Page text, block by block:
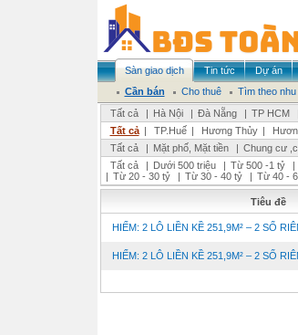
Sàn giao dịch Tin tức Dự án
Cần bán
Cho thuê
Tìm theo nhu
Tất cả
| Hà Nội | Đà Nẵng | TP HCM
Tất cả | TP.Huế | Hương Thủy |
Tất cả
| Mặt phố, Mặt tiền | Chung cư
Tất cả
| Dưới 500 triệu | Từ 500 -1 tỷ |
| Từ 20 - 30 tỷ | Từ 30 - 40 tỷ | Từ 40 -
Tiêu đề
HIẾM: 2 LÔ LIỀN KỀ 251,9M² – 2 SỔ
HIẾM: 2 LÔ LIỀN KỀ 251,9M² – 2 SỔ